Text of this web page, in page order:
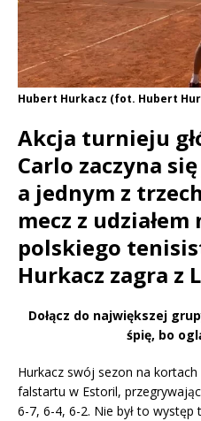
Hubert Hurkacz (fot. Hubert
Akcja turnieju
Carlo zaczyna
a jednym z
mecz z
polskiego
Hurkacz zagra z
Dołącz do największej
śpię, bo
Hurkacz swój sezon na kortach
falstartu w Estoril,
6-7, 6-4, 6-2. Nie był to występ